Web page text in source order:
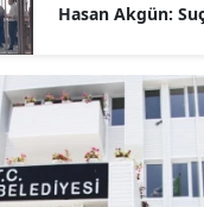
Hasan Akgün: